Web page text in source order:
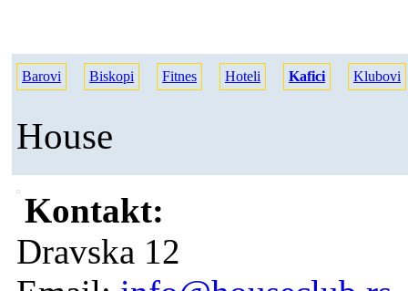
Barovi Biskopi Fitnes Hoteli Kafici Klubovi
House
Kontakt:
Dravska 12